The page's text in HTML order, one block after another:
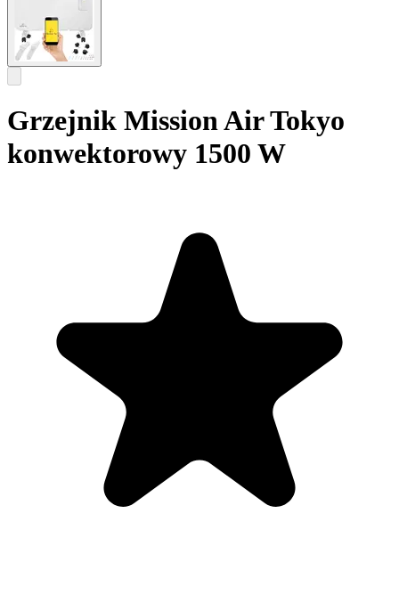
Grzejnik Mission Air Tokyo
konwektorowy 1500 W